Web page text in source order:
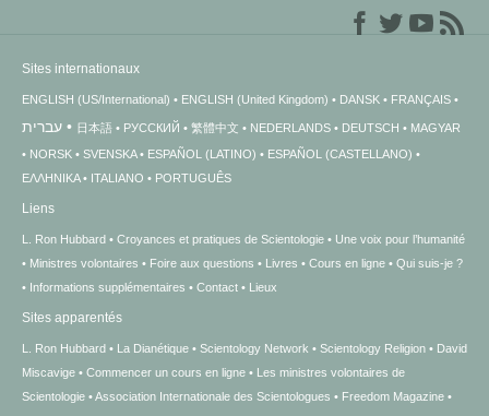
Sites internationaux
ENGLISH (US/International) ENGLISH (United Kingdom) DANSK FRANÇAIS
עברית 日本語 РУССКИЙ 繁體中文 NEDERLANDS DEUTSCH
MAGYAR
NORSK
SVENSKA ESPAÑOL (LATINO)
ESPAÑOL (CASTELLANO)
ΕΛΛΗΝΙΚA
ITALIANO PORTUGUÊS
Liens
L. Ron Hubbard Croyances et pratiques de Scientologie
Une voix pour l’humanité
Ministres volontaires
Foire aux questions Livres Cours en ligne
Qui suis-je ?
Informations supplémentaires
Contact Lieux
Sites apparentés
L. Ron Hubbard La Dianétique Scientology Network Scientology Religion
David
Miscavige
Commencer un cours en ligne
Les ministres volontaires de
Scientologie
Association Internationale des Scientologues
Freedom Magazine